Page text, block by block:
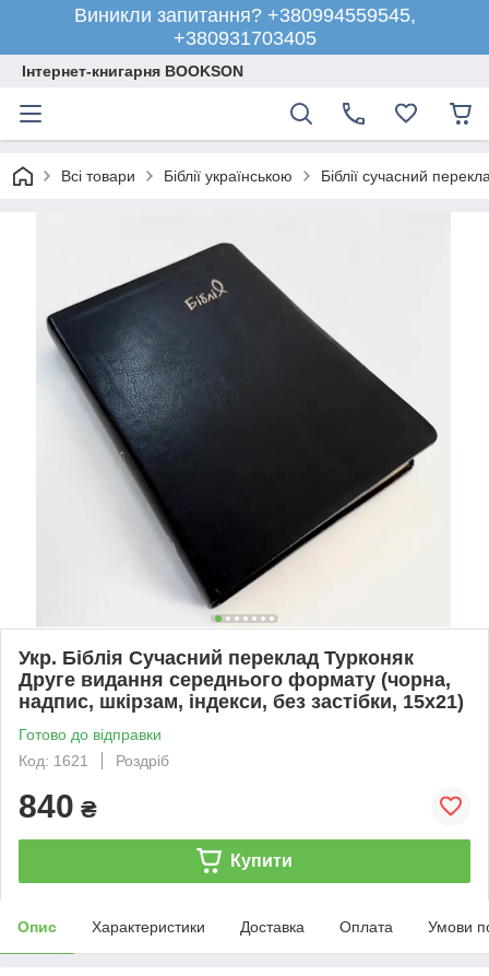
Виникли запитання? +380994559545,
+380931703405
Інтернет-книгарня BOOKSON
Всі товари Біблії українською Біблії сучасний
Укр. Біблія Сучасний переклад Турконяк
Друге видання середнього формату (чорна,
надпис, шкірзам, індекси, без застібки, 15х21)
Готово до відправки
Код: 1621
Роздріб
840 ₴
Купити
Опис Характеристики Доставка Оплата Умови